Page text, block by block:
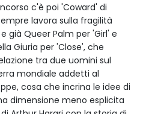
c'è poi 'Coward' di
lavora sulla fragilità
già Queer Palm per 'Girl' e
Giuria per 'Close', che
tra due uomini sul
mondiale addetti al
cosa che incrina le idee di
dimensione meno esplicita